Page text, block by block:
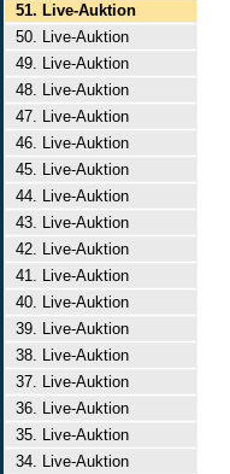
51. Live-Auktion
50. Live-Auktion
49. Live-Auktion
48. Live-Auktion
47. Live-Auktion
46. Live-Auktion
45. Live-Auktion
44. Live-Auktion
43. Live-Auktion
42. Live-Auktion
41. Live-Auktion
40. Live-Auktion
39. Live-Auktion
38. Live-Auktion
37. Live-Auktion
36. Live-Auktion
35. Live-Auktion
34. Live-Auktion